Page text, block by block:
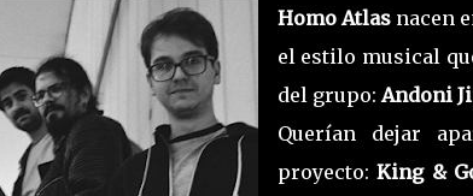
Homo Atlasnacen
el estilo musical
del grupo: Andoni
Querían dejar
proyecto:King &